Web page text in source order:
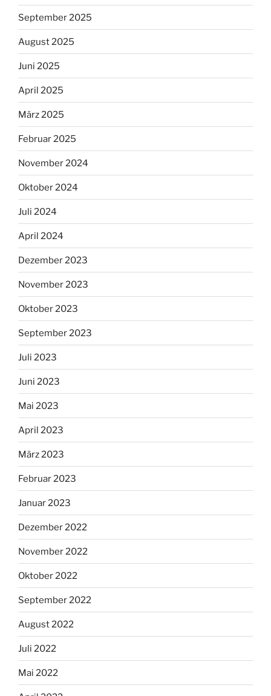
September 2025
August 2025
Juni 2025
April 2025
März 2025
Februar 2025
November 2024
Oktober 2024
Juli 2024
April 2024
Dezember 2023
November 2023
Oktober 2023
September 2023
Juli 2023
Juni 2023
Mai 2023
April 2023
März 2023
Februar 2023
Januar 2023
Dezember 2022
November 2022
Oktober 2022
September 2022
August 2022
Juli 2022
Mai 2022